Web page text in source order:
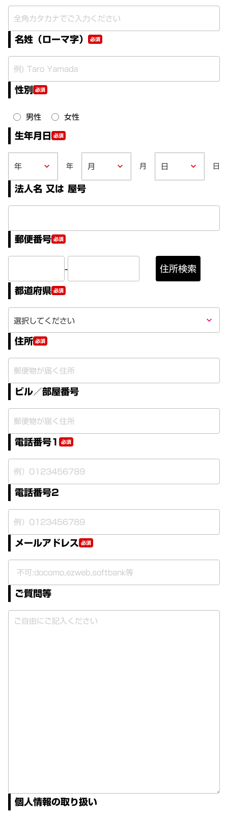
名姓（ローマ字） 必須
性別 必須
男性 女性
生年月日 必須
keyboard_arrow_down 年 keyboard_arrow_down 月 keyboard_arrow_down 日
法人名 又は 屋号
郵便番号 必須
-
住所検索
都道府県 必須
keyboard_arrow_down
住所 必須
ビル／部屋番号
電話番号1 必須
電話番号2
メールアドレス 必須
ご質問等
個人情報の取り扱い